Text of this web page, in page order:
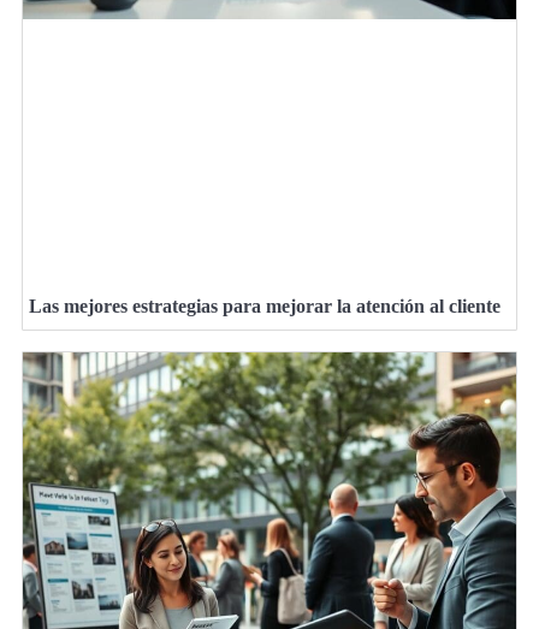
Las mejores estrategias para mejorar la atención al cliente